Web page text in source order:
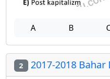
A B
2 2017-2018 Bahar